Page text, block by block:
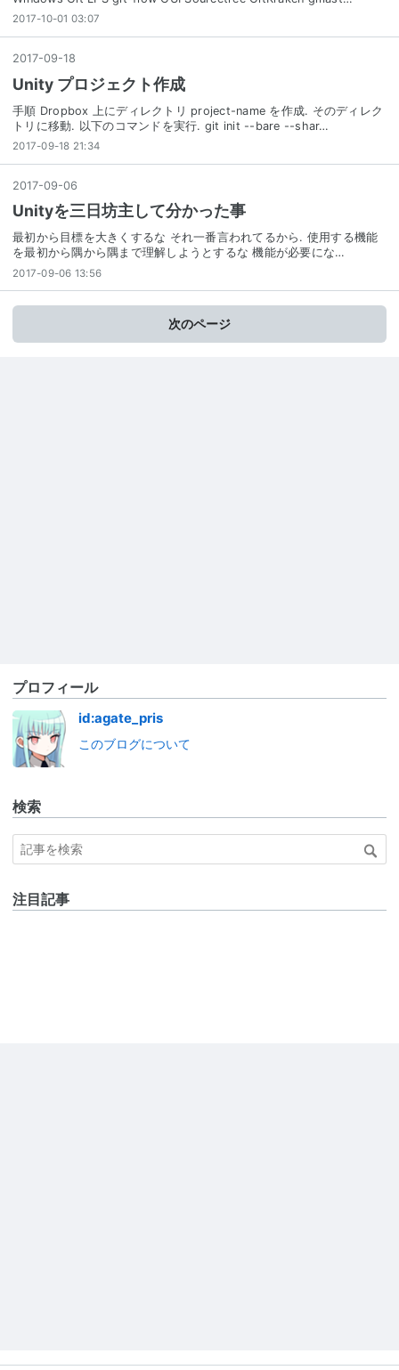
2017-10-01 03:07
2017-09-18
Unity プロジェクト作成
手順 Dropbox 上にディレクトリ project-name を作成. そのディレク
トリに移動. 以下のコマンドを実行. git init --bare --shar…
2017-09-18 21:34
2017-09-06
Unityを三日坊主して分かった事
最初から目標を大きくするな それ一番言われてるから. 使用する機能
を最初から隅から隅まで理解しようとするな 機能が必要にな…
2017-09-06 13:56
次のページ
プロフィール
id:agate_pris
このブログについて
検索
注目記事